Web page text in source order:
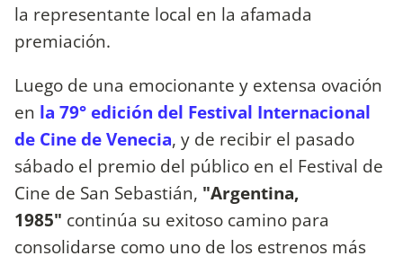
la representante local en la afamada
premiación.
Luego de una emocionante y extensa ovación
en la 79° edición del Festival Internacional
de Cine de Venecia, y de recibir el pasado
sábado el premio del público en el Festival de
Cine de San Sebastián, "Argentina,
1985" continúa su exitoso camino para
consolidarse como uno de los estrenos más